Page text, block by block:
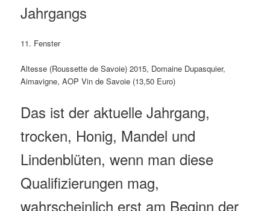
Jahrgangs
11. Fenster
Altesse (Roussette de Savoie) 2015, Domaine Dupasquier,
Aimavigne, AOP Vin de Savoie (13,50 Euro)
Das ist der aktuelle Jahrgang,
trocken, Honig, Mandel und
Lindenblüten, wenn man diese
Qualifizierungen mag,
wahrscheinlich erst am Beginn der